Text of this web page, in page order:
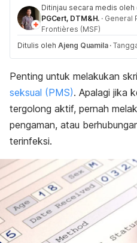
Ditinjau secara medis oleh
PGCert, DTM&H. · General
Frontières (MSF)
Ditulis oleh Ajeng Quamila ·
Penting untuk melakukan
seksual (PMS). Apalagi jika
tergolong aktif, pernah
pengaman, atau
terinfeksi.